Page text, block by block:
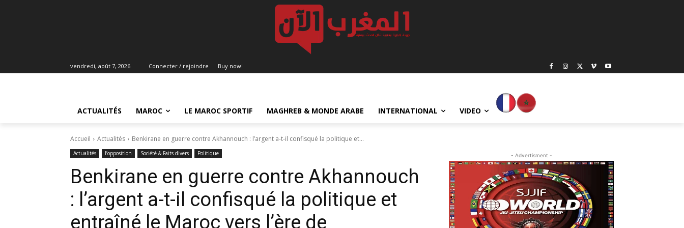
vendredi, août 7, 2026 Connecter / rejoindre Buy now!
ACTUALITÉS MAROC LE MAROC SPORTIF MAGHREB & MONDE ARABE INTERNATIONAL VIDEO
Accueil Actualités Benkirane en guerre contre Akhannouch : l’argent a-t-il confisqué la politique et...
Actualités l’opposition Société & Faits divers Politique
Benkirane en guerre contre Akhannouch
: l’argent a-t-il confisqué la politique et
entraîné le Maroc vers l’ère de
- Advertisment -